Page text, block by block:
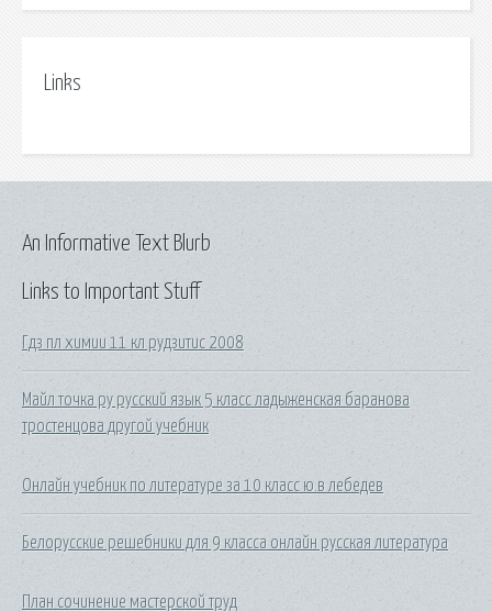
Links
Links to Important Stuff
Гдз пл химии 11 кл рудзитис 2008
Майл точка ру русский язык 5 класс ладыженская баранова
тростенцова другой учебник
Онлайн учебник по литературе за 10 класс ю.в лебедев
Белорусские решебники для 9 класса онлайн русская литература
План сочинение мастерской труд
An Informative Text Blurb